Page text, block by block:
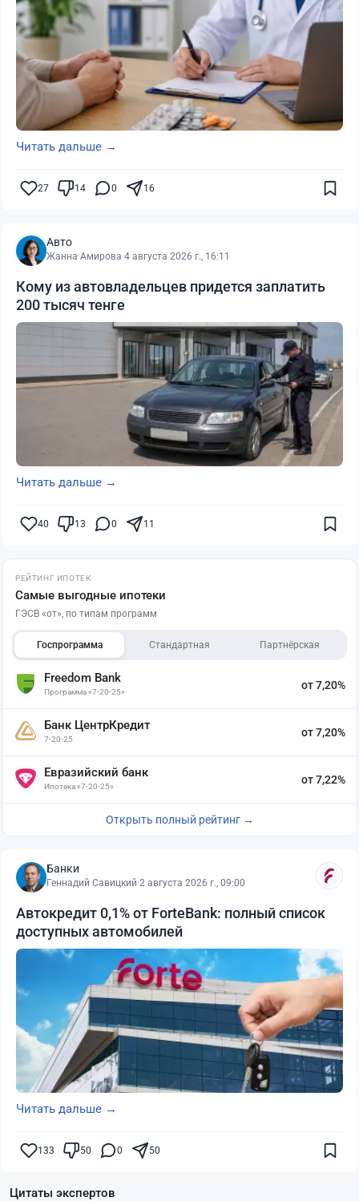
Читать дальше →
27 14 0 16
Авто
Жанна Амирова·4 августа 2026 г., 16:11
Кому из автовладельцев придется заплатить
200 тысяч тенге
Читать дальше →
40 13 0 11
РЕЙТИНГ ИПОТЕК
Самые выгодные ипотеки
ГЭСВ «от», по типам программ
Госпрограмма Стандартная Партнёрская
Freedom Bank
Программа «7-20-25»
от 7,20%
Банк ЦентрКредит
7-20-25
от 7,20%
Евразийский банк
Ипотека «7-20-25»
от 7,22%
Открыть полный рейтинг →
Банки
Геннадий Савицкий·2 августа 2026 г., 09:00
Автокредит 0,1% от ForteBank: полный список
доступных автомобилей
Читать дальше →
133 50 0 50
Цитаты экспертов